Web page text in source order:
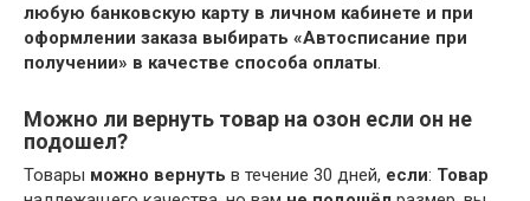
любую банковскую карту в личном кабинете и при
оформлении заказа выбирать «Автосписание при
получении» в качестве способа оплаты.
Можно ли вернуть товар на озон если он не
подошел?
Товары можно вернуть в течение 30 дней, если: Товар